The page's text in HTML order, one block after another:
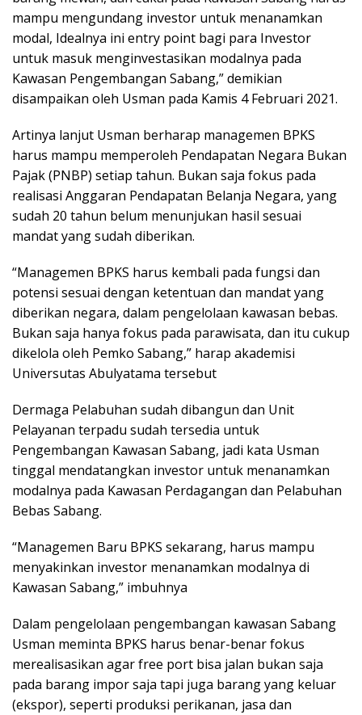
mampu mengundang investor untuk menanamkan
modal, Idealnya ini entry point bagi para Investor
untuk masuk menginvestasikan modalnya pada
Kawasan Pengembangan Sabang,” demikian
disampaikan oleh Usman pada Kamis 4 Februari 2021.
Artinya lanjut Usman berharap managemen BPKS
harus mampu memperoleh Pendapatan Negara Bukan
Pajak (PNBP) setiap tahun. Bukan saja fokus pada
realisasi Anggaran Pendapatan Belanja Negara, yang
sudah 20 tahun belum menunjukan hasil sesuai
mandat yang sudah diberikan.
“Managemen BPKS harus kembali pada fungsi dan
potensi sesuai dengan ketentuan dan mandat yang
diberikan negara, dalam pengelolaan kawasan bebas.
Bukan saja hanya fokus pada parawisata, dan itu cukup
dikelola oleh Pemko Sabang,” harap akademisi
Universutas Abulyatama tersebut
Dermaga Pelabuhan sudah dibangun dan Unit
Pelayanan terpadu sudah tersedia untuk
Pengembangan Kawasan Sabang, jadi kata Usman
tinggal mendatangkan investor untuk menanamkan
modalnya pada Kawasan Perdagangan dan Pelabuhan
Bebas Sabang.
“Managemen Baru BPKS sekarang, harus mampu
menyakinkan investor menanamkan modalnya di
Kawasan Sabang,” imbuhnya
Dalam pengelolaan pengembangan kawasan Sabang
Usman meminta BPKS harus benar-benar fokus
merealisasikan agar free port bisa jalan bukan saja
pada barang impor saja tapi juga barang yang keluar
(ekspor), seperti produksi perikanan, jasa dan